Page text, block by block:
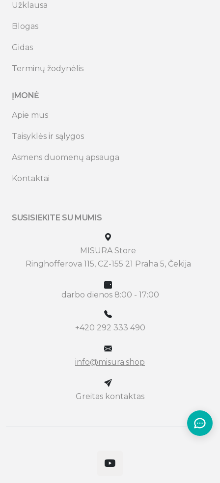
Užklausa
Blogas
Gidas
Terminų žodynėlis
ĮMONĖ
Apie mus
Taisyklės ir sąlygos
Asmens duomenų apsauga
Kontaktai
SUSISIEKITE SU MUMIS
MISURA Store
Ringhofferova 115, CZ-155 21 Praha 5, Čekija
darbo dienos 8:00 - 17:00
+420 292 333 490
info@misura.shop
Greitas kontaktas